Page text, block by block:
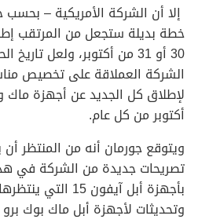
إلا أن الشركة الأمريكية – بحسب
خطة بديلة ستجعل من المرتقب
30 أو 31 من أكتوبر، ولعل
الشركة العملاقة على تخصيص
لإطلاق كل الجديد عن أجهزة
أكتوبر من كل عام.
ويتوقع جورمان أنه من المنتظر
تصريحات جديدة من الشركة في
بأجهزة أبل آيفون 15
وتحديثات لأجهزة أبل ماك بوك برو